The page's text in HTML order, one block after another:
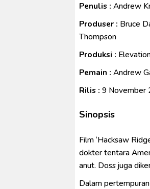
Penulis : Andrew
Produser : Bruce
Thompson
Produksi :
Pemain : Andrew
Rilis : 9 November
Sinopsis
Film ‘Hacksaw
dokter tentara
anut. Doss juga
Dalam